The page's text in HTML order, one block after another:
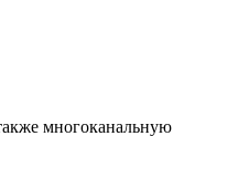
многоканальную